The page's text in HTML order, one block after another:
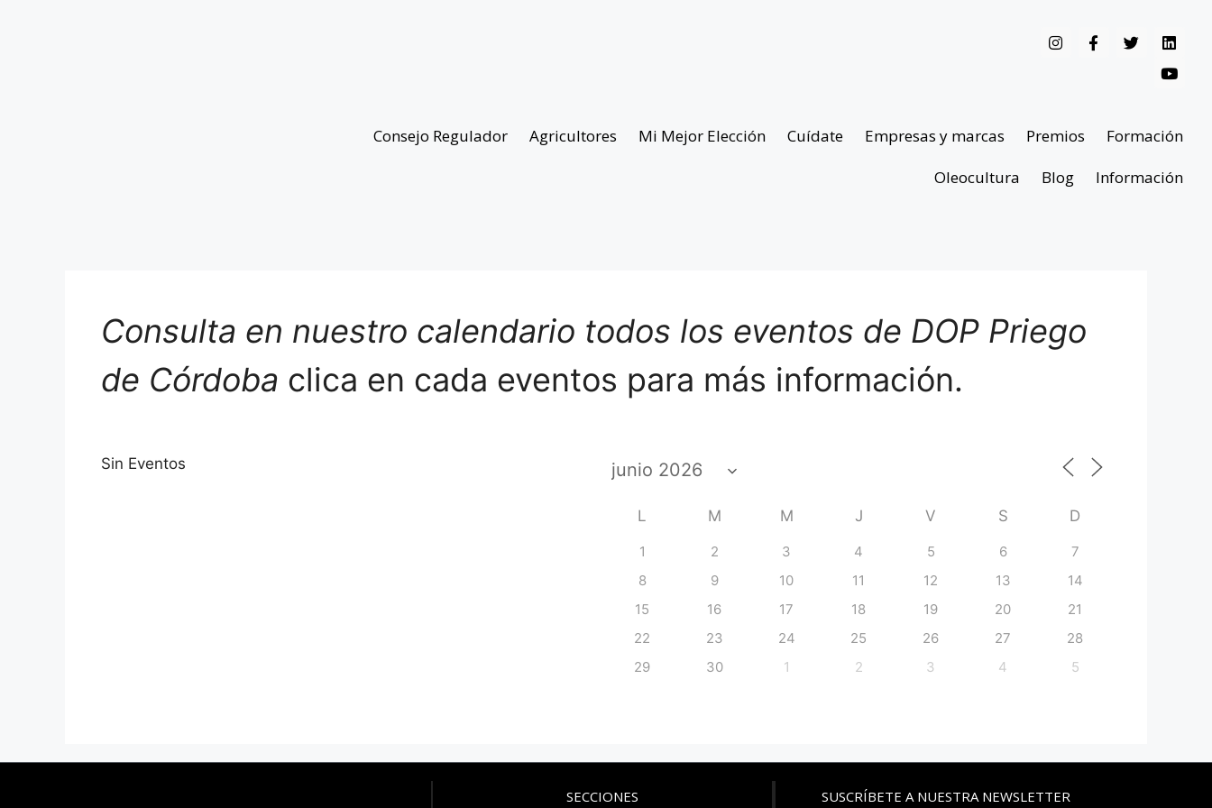
Consejo Regulador Agricultores Mi Mejor Elección Cuídate Empresas y marcas Premios
Formación
Oleocultura
Blog Información
Consulta en nuestro calendario todos los eventos de DOP Priego
de Córdoba clica en cada eventos para más información.
Sin Eventos
L M M J V S D
1 2 3 4 5 6
7
8
9 10 11 12 13
14
15
16 17 18 19 20
21
22
23 24 25 26 27
28
29
30 1 2 3 4 5
SECCIONES SUSCRÍBETE A NUESTRA NEWSLETTER